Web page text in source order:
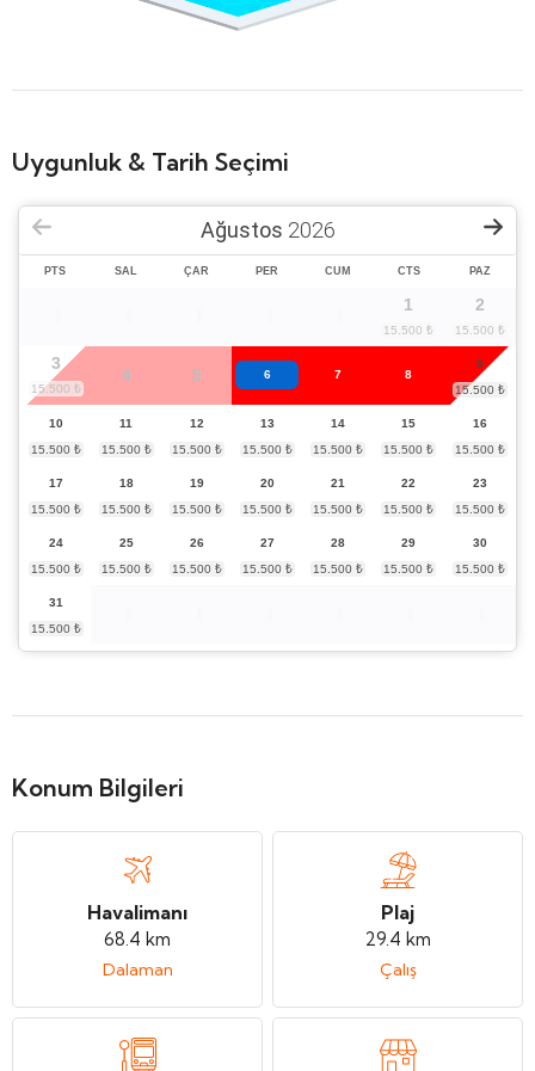
Uygunluk & Tarih Seçimi
Ağustos 2026
PTS SAL ÇAR PER CUM CTS PAZ
1 2
3
4 5 6 7 8
9
10 11 12 13 14 15 16
17 18 19 20 21 22 23
24 25 26 27 28 29 30
31
Konum Bilgileri
Havalimanı
68.4 km
Dalaman
Plaj
29.4 km
Çalış